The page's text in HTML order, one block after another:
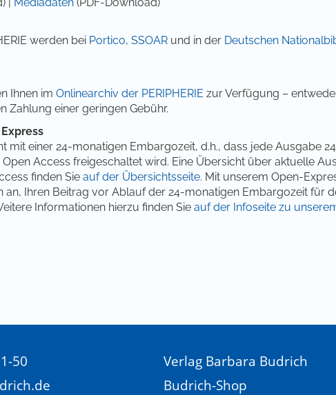
werden bei Portico, SSOAR und in der Deutschen
Ihnen im Onlinearchiv der PERIPHERIE zur Verfügung –
Zahlung einer geringen Gebühr.
mit einer 24-monatigen Embargozeit, d.h., dass jede Ausgabe
Access freigeschaltet wird. Eine Übersicht über aktuelle
finden Sie auf der Übersichtsseite. Mit unserem Open-
an, Ihren Beitrag vor Ablauf der 24-monatigen Embargozeit für
Informationen hierzu finden Sie auf der Infoseite zu
50
Verlag Barbara Budrich
Budrich-Shop